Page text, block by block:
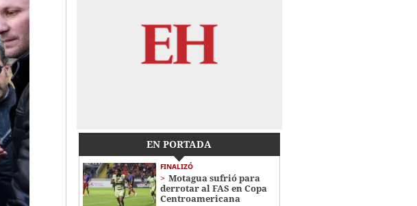
EN PORTADA
FINALIZÓ
Motagua sufrió para
derrotar al FAS en Copa
Centroamericana